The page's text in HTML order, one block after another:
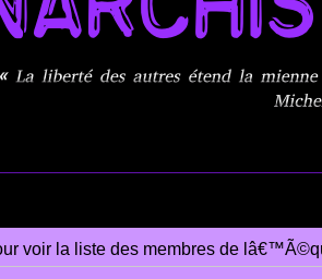
voir la liste des membres de